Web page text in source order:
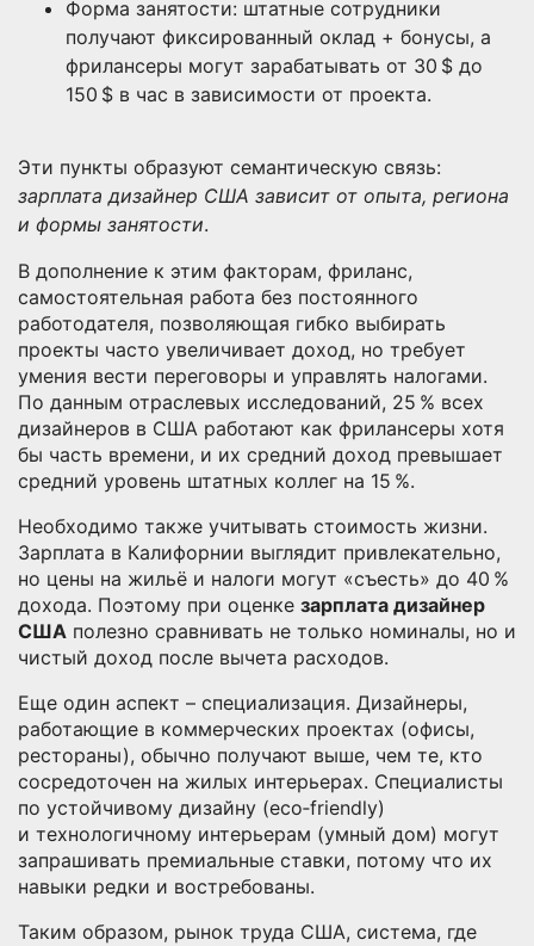
Форма занятости: штатные сотрудники
получают фиксированный оклад + бонусы, а
фрилансеры могут зарабатывать от 30 $ до
150 $ в час в зависимости от проекта.
Эти пункты образуют семантическую связь:
зарплата дизайнер США зависит от опыта, региона
и формы занятости.
В дополнение к этим факторам, фриланс,
самостоятельная работа без постоянного
работодателя, позволяющая гибко выбирать
проекты часто увеличивает доход, но требует
умения вести переговоры и управлять налогами.
По данным отраслевых исследований, 25 % всех
дизайнеров в США работают как фрилансеры хотя
бы часть времени, и их средний доход превышает
средний уровень штатных коллег на 15 %.
Необходимо также учитывать стоимость жизни.
Зарплата в Калифорнии выглядит привлекательно,
но цены на жильё и налоги могут «съесть» до 40 %
дохода. Поэтому при оценке зарплата дизайнер
США полезно сравнивать не только номиналы, но и
чистый доход после вычета расходов.
Еще один аспект – специализация. Дизайнеры,
работающие в коммерческих проектах (офисы,
рестораны), обычно получают выше, чем те, кто
сосредоточен на жилых интерьерах. Специалисты
по устойчивому дизайну (eco‑friendly)
и технологичному интерьерам (умный дом) могут
запрашивать премиальные ставки, потому что их
навыки редки и востребованы.
Таким образом, рынок труда США, система, где